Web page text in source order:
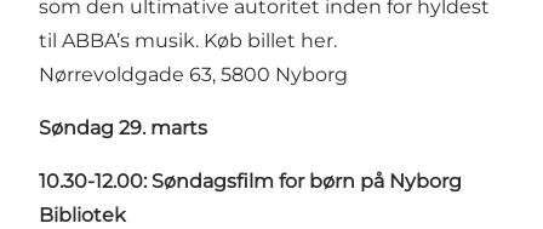
som den ultimative autoritet inden for hyldest
til ABBA’s musik. Køb billet her.
Nørrevoldgade 63, 5800 Nyborg
Søndag 29. marts
10.30-12.00: Søndagsfilm for børn på Nyborg
Bibliotek